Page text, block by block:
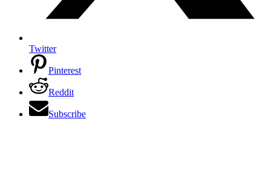
Twitter
Pinterest
Reddit
Subscribe